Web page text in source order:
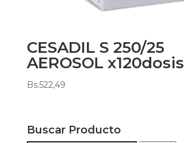
CESADIL S 250/25
AEROSOL x120dosis
Bs.522,49
Buscar Producto